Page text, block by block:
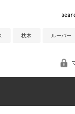
枕木 ルーバー